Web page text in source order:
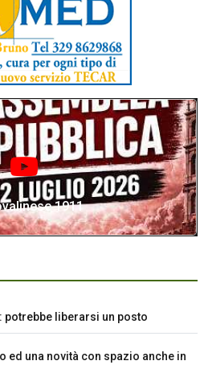
1911
potrebbe liberarsi un posto
ed una novità con spazio anche in